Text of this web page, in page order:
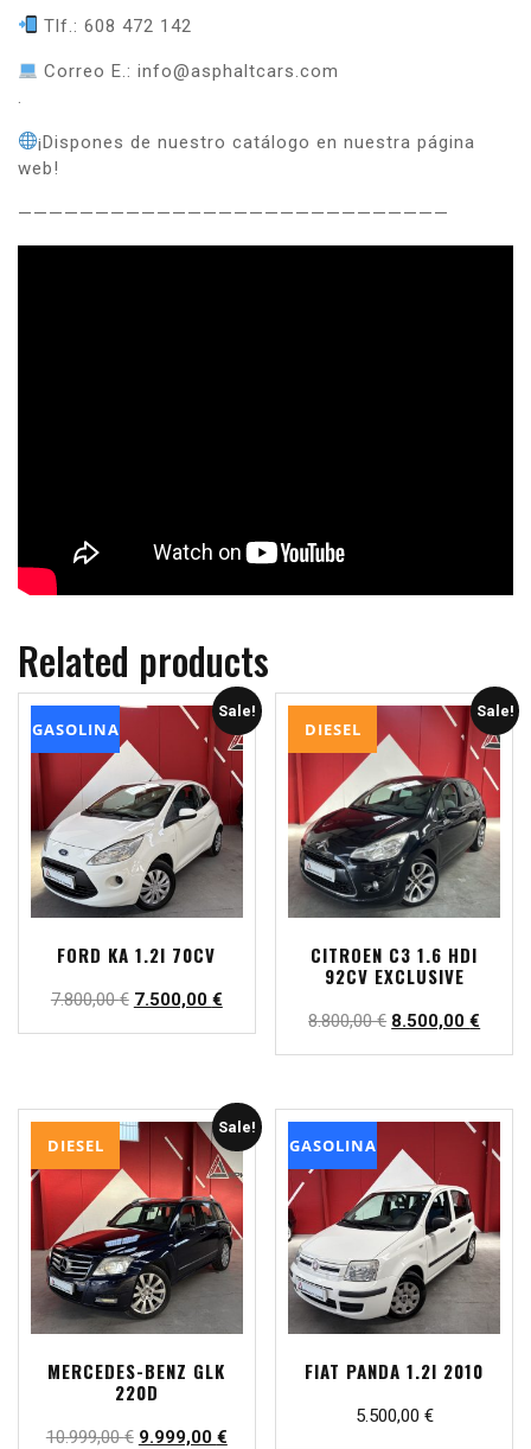
Tlf.: 608 472 142
Correo E.: info@asphaltcars.com
.
¡Dispones de nuestro catálogo en nuestra página
web!
————————————————————————————
Related products
Sale!
GASOLINA
FORD KA 1.2I 70CV
7.800,00€ 7.500,00 €
Sale!
DIESEL
CITROEN C3 1.6 HDI
92CV EXCLUSIVE
8.800,00€ 8.500,00€
Sale!
DIESEL
MERCEDES-BENZ GLK
220D
10.999,00€ 9.999,00 €
GASOLINA
FIAT PANDA 1.2I 2010
5.500,00 €